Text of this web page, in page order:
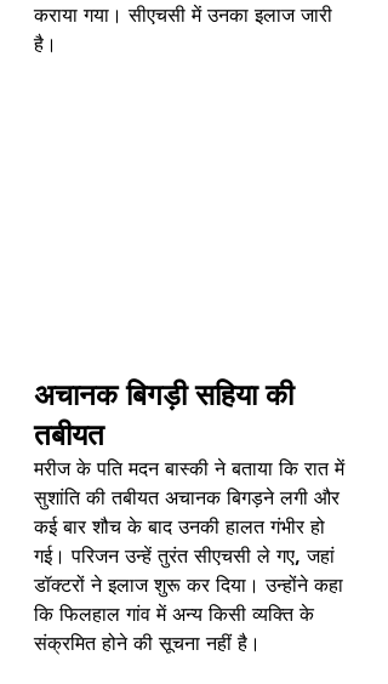
कराया गया। सीएचसी में उनका इलाज जारी
है।
अचानक बिगड़ी सहिया की
तबीयत
मरीज के पति मदन बास्की ने बताया कि रात में
सुशांति की तबीयत अचानक बिगड़ने लगी और
कई बार शौच के बाद उनकी हालत गंभीर हो
गई। परिजन उन्हें तुरंत सीएचसी ले गए, जहां
डॉक्टरों ने इलाज शुरू कर दिया। उन्होंने कहा
कि फिलहाल गांव में अन्य किसी व्यक्ति के
संक्रमित होने की सूचना नहीं है।